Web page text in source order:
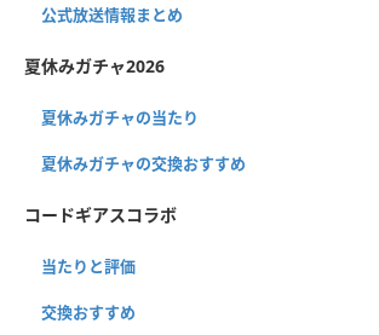
公式放送情報まとめ
夏休みガチャ2026
夏休みガチャの当たり
夏休みガチャの交換おすすめ
コードギアスコラボ
当たりと評価
交換おすすめ